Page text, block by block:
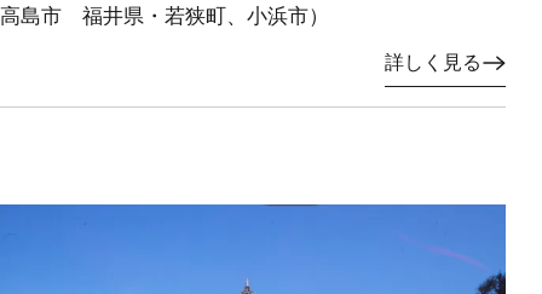
高島市 福井県・若狭町、小浜市）
詳しく見る